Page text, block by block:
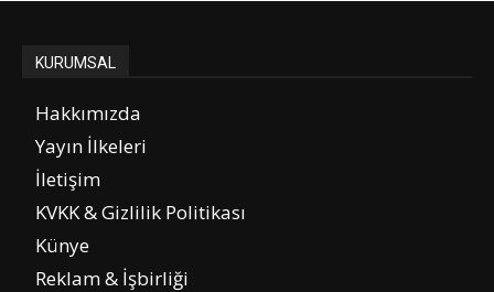
KURUMSAL
Hakkımızda
Yayın İlkeleri
İletişim
KVKK & Gizlilik Politikası
Künye
Reklam & İşbirliği